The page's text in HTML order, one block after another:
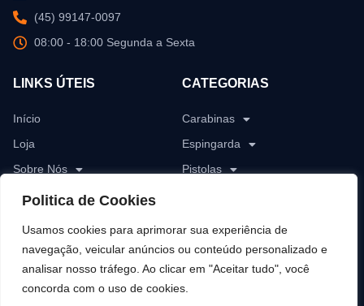
Politica de Cookies
Usamos cookies para aprimorar sua experiência de
navegação, veicular anúncios ou conteúdo personalizado e
analisar nosso tráfego. Ao clicar em "Aceitar tudo", você
concorda com o uso de cookies.
(45) 99147-0097
08:00 - 18:00 Segunda a Sexta
LINKS ÚTEIS
Início
Loja
Sobre Nós
Blog
CATEGORIAS
Carabinas
Espingarda
Pistolas
Munições
Pólvoras